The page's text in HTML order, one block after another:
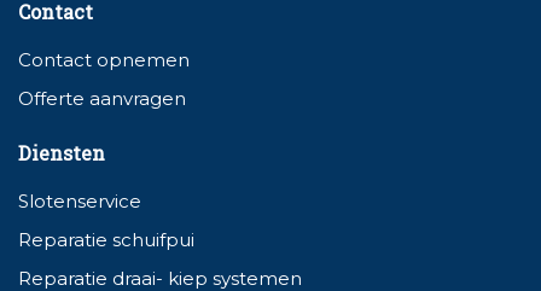
Contact
Contact opnemen
Offerte aanvragen
Diensten
Slotenservice
Reparatie schuifpui
Reparatie draai- kiep systemen